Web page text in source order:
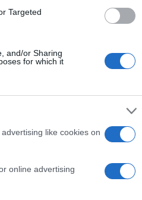
Targeted
and/or Sharing
for which it
like cookies on
online advertising
a causa
Il parco
Il sindaco